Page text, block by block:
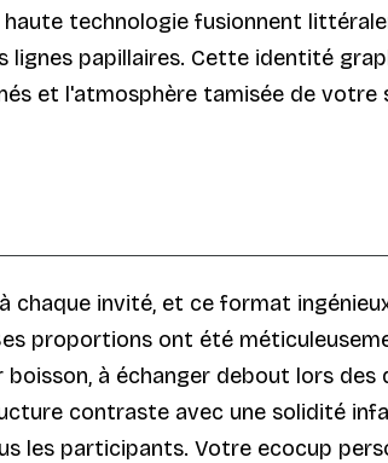
technologie fusionnent
papillaires. Cette identité
et l'atmosphère tamisée de votre
chaque invité, et ce format
proportions ont été
à échanger debout lors des
contraste avec une solidité
les participants. Votre ecocup